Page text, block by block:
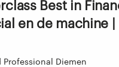
en de machine |
Professional Diemen